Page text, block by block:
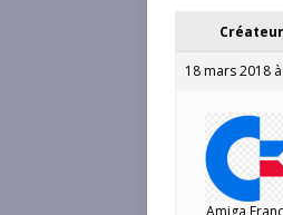
Créateur
18 mars 2018
Amiga